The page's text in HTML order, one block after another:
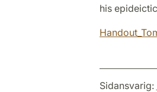
his
Sidansvarig: